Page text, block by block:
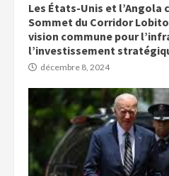
Les États-Unis et
Sommet du Corridor
vision commune pour
l’investissement
décembre 8, 2024